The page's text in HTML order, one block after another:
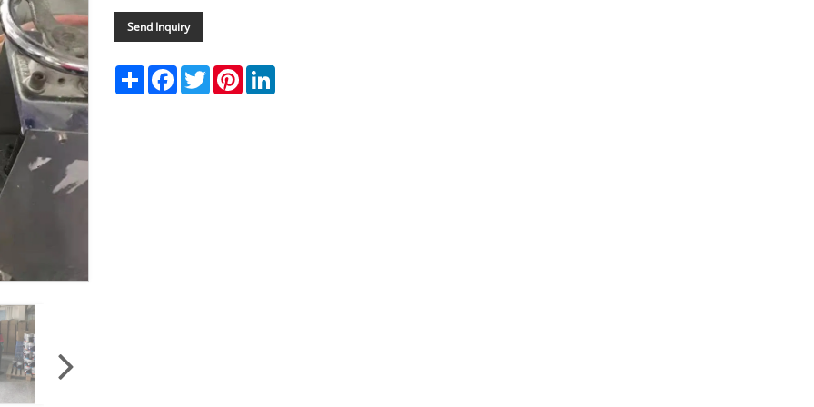
Send Inquiry
Share FacebookTwitterPinterest